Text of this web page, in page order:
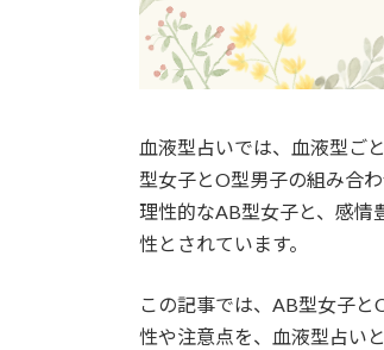
血液型占いでは、血液型ご
型女子とO型男子の組み合
理性的なAB型女子と、感情
性とされています。
この記事では、AB型女子
性や注意点を、血液型占い